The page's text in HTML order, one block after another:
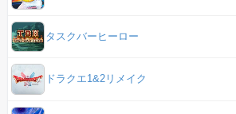
タスクバーヒーロー
ドラクエ1&2リメイク